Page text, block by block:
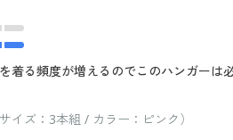
着る頻度が増えるのでこのハンガー
イズ：3本組 / カラー：ピンク）